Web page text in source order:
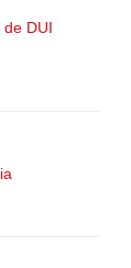
DUI